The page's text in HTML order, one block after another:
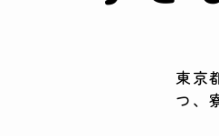
東京
つ、